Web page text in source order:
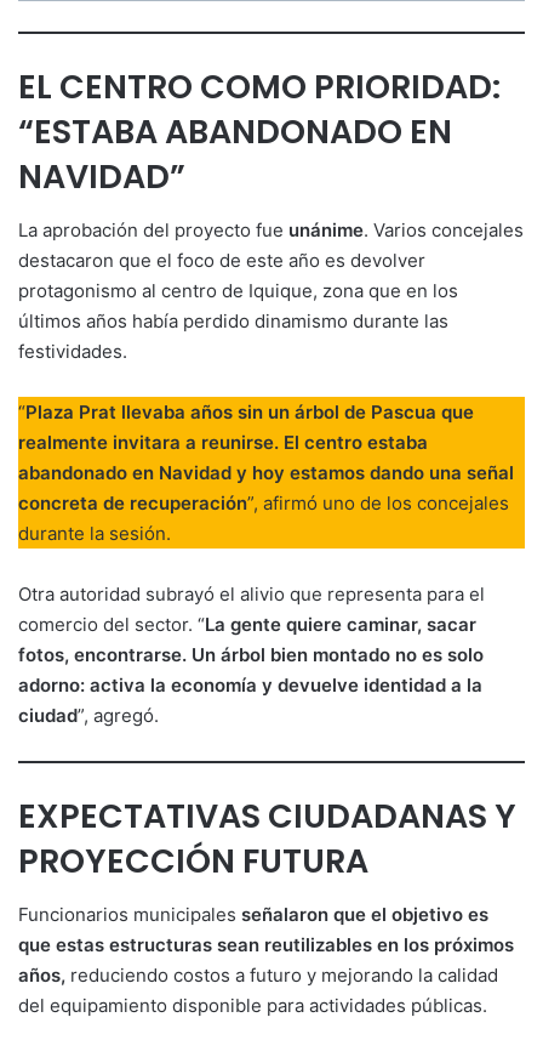
EL CENTRO COMO PRIORIDAD:
“ESTABA ABANDONADO EN
NAVIDAD”
La aprobación del proyecto fue unánime. Varios concejales
destacaron que el foco de este año es devolver
protagonismo al centro de Iquique, zona que en los
últimos años había perdido dinamismo durante las
festividades.
“Plaza Prat llevaba años sin un árbol de Pascua que
realmente invitara a reunirse. El centro estaba
abandonado en Navidad y hoy estamos dando una señal
concreta de recuperación”, afirmó uno de los concejales
durante la sesión.
Otra autoridad subrayó el alivio que representa para el
comercio del sector. “La gente quiere caminar, sacar
fotos, encontrarse. Un árbol bien montado no es solo
adorno: activa la economía y devuelve identidad a la
ciudad”, agregó.
EXPECTATIVAS CIUDADANAS Y
PROYECCIÓN FUTURA
Funcionarios municipales señalaron que el objetivo es
que estas estructuras sean reutilizables en los próximos
años, reduciendo costos a futuro y mejorando la calidad
del equipamiento disponible para actividades públicas.